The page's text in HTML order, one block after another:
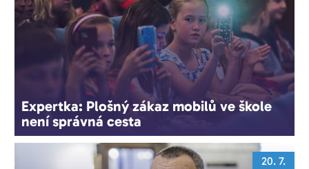
Expertka: Plošný zákaz mobilů ve škole
není správná cesta
20. 7.